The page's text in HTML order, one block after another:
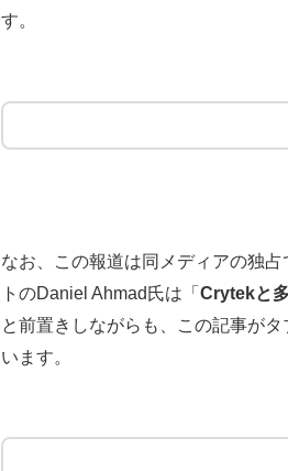
す。
なお、この報道は同メディアの独
トのDaniel Ahmad氏は「Crytekと
と前置きしながらも、この記事が
います。